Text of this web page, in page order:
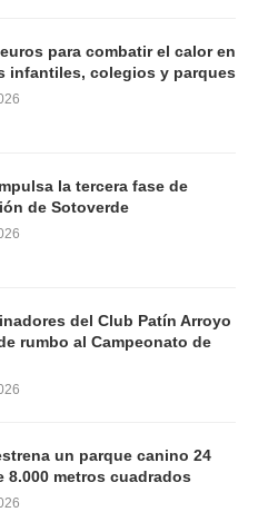
para combatir el calor en
infantiles, colegios y parques
la tercera fase de
de Sotoverde
del Club Patín Arroyo
rumbo al Campeonato de
un parque canino 24
8.000 metros cuadrados